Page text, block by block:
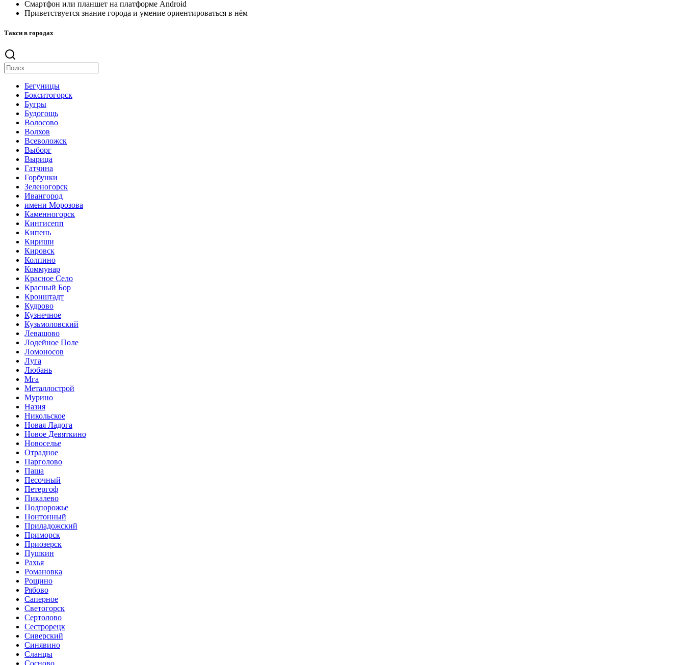
Смартфон или планшет на платформе Android
Приветствуется знание города и умение ориентироваться в нём
Такси в городах
Бегуницы
Бокситогорск
Бугры
Будогощь
Волосово
Волхов
Всеволожск
Выборг
Вырица
Гатчина
Горбунки
Зеленогорск
Ивангород
имени Морозова
Каменногорск
Кингисепп
Кипень
Кириши
Кировск
Колпино
Коммунар
Красное Село
Красный Бор
Кронштадт
Кудрово
Кузнечное
Кузьмоловский
Левашово
Лодейное Поле
Ломоносов
Луга
Любань
Мга
Металлострой
Мурино
Назия
Никольское
Новая Ладога
Новое Девяткино
Новоселье
Отрадное
Парголово
Паша
Песочный
Петергоф
Пикалево
Подпорожье
Понтонный
Приладожский
Приморск
Приозерск
Пушкин
Рахья
Романовка
Рощино
Рябово
Саперное
Светогорск
Сертолово
Сестрорецк
Сиверский
Синявино
Сланцы
Сосново